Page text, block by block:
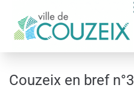
Couzeix en bref n°3